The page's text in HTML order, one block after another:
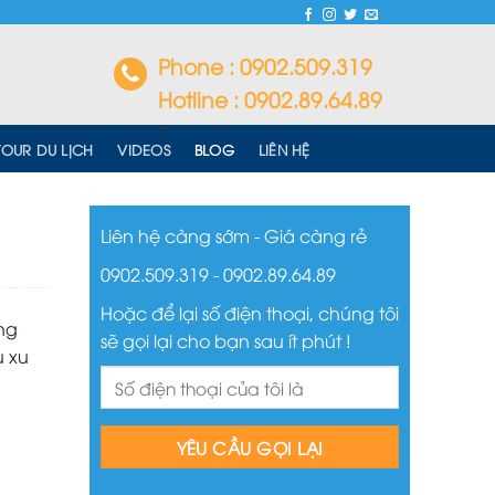
Phone : 0902.509.319
Hotline : 0902.89.64.89
<
DU LỊCH VIDEOS BLOG LIÊN HỆ
xu
Liên hệ càng sớm - Giá càng rẻ
0902.509.319 - 0902.89.64.89
Hoặc để lại số điện thoại, chúng tôi
sẽ gọi lại cho bạn sau ít phút !